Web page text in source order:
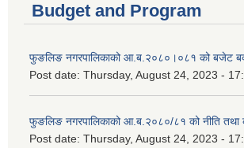
Budget and Program
फुङलिङ नगरपालिकाको आ.ब.२०८०।०८१ को बजेट
Post date: Thursday, August 24, 2023 -
फुङलिङ नगरपालिकाको आ.ब.२०८०/८१ को नीति तथा
Post date: Thursday, August 24, 2023 -